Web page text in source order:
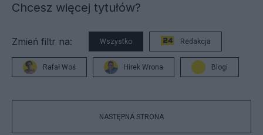
Chcesz więcej tytułów?
Zmień filtr na: Wszystko Redakcja
Rafał Woś Hirek Wrona Blogi
NASTĘPNA STRONA